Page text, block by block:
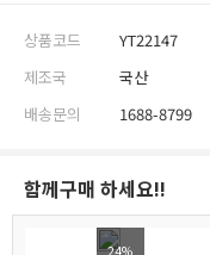
상품코드
YT22147
제조국
국산
배송문의
1688-8799
함께구매 하세요!!
24%